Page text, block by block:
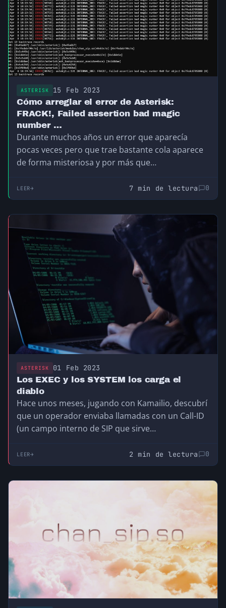
ASTERISK 15 Feb 2023
Cómo arreglar el error de Asterisk:
FRACK!, Failed assertion bad magic
number …
Durante muchos años un error que aparecía
pocas veces pero que trae bastante cola aparece
de forma misteriosa y por más que…
LEER 7 min de lectura 0
ASTERISK 01 Feb 2023
Los EXEC y los SYSTEM los carga el
diablo
Hace unos meses, jugando con Kamailio, descubrí
que un operador enviaba llamadas con un Call-ID
(un campo interno de SIP que sirve…
LEER 2 min de lectura 0